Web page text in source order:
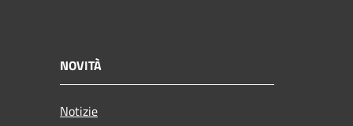
NOVITÀ
Notizie